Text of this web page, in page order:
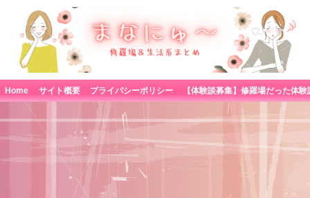
Home サイト概要 プライバシーポリシー